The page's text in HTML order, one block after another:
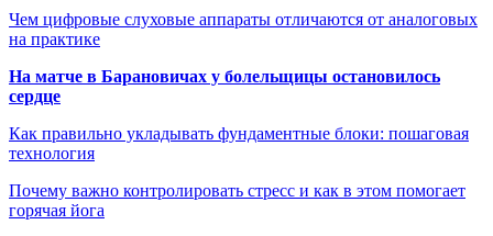
Чем цифровые слуховые аппараты отличаются от аналоговых
на практике
На матче в Барановичах у болельщицы остановилось
сердце
Как правильно укладывать фундаментные блоки: пошаговая
технология
Почему важно контролировать стресс и как в этом помогает
горячая йога